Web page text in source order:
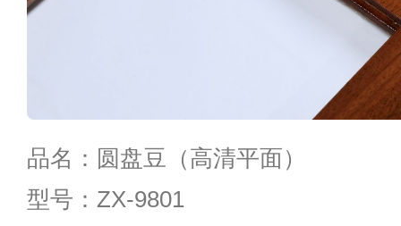
品名：圆盘豆（高清平面）
型号：ZX-9801